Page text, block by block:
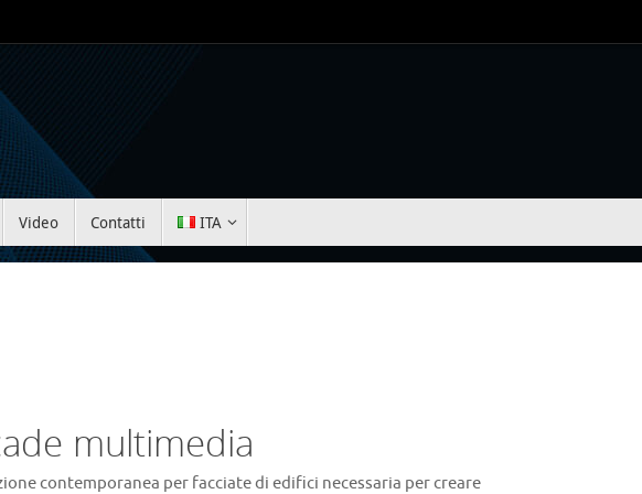
Video Contatti ITA
multimedia
contemporanea per facciate di edifici necessaria per creare